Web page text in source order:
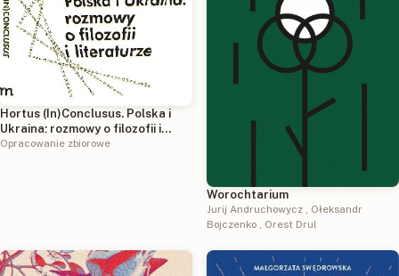
Hortus (In)Conclusus. Polska i
Ukraina: rozmowy o filozofii i
literaturze, pod red. Antona
Opracowanie zbiorowe
Worochtarium
Jurij Andruchowycz , Ołeksandr
Bojczenko , Orest Drul